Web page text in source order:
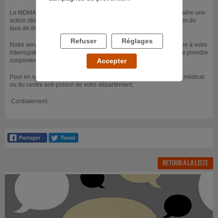
Le MDMA est une drogue de synthèse dont la consommation entraîne une
action stimulante sur les systèmes dopaminergiques (augmentation du
taux de dopamine) et sérotinonergiques (levée des inhibitions).
Notre service n'est pas en mesure de répondre de manière certaine à votre
interrogation.Nous pouvons simplement vous conseiller d'éviter de prendre
conjointement ces deux substances.
Pour en savoir plus, il faudrait plutôt vous rapprocher d'un service médical
ou du centre anti-poison de votre département.
Cordialement.
RETOUR À LA LISTE
Refuser Réglages
Accepter